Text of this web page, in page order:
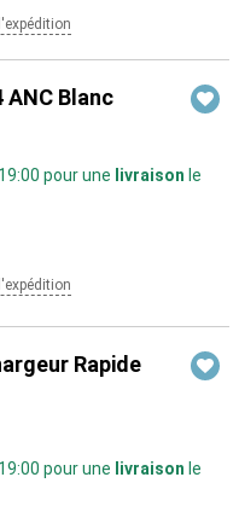
ANC Blanc
pour une livraison le
Rapide
pour une livraison le